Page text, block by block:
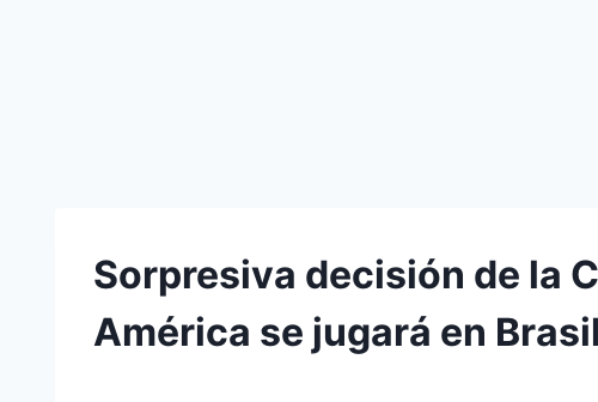
Sorpresiva decisión de la
América se jugará en Brasil